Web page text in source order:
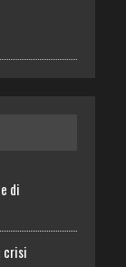
di
crisi